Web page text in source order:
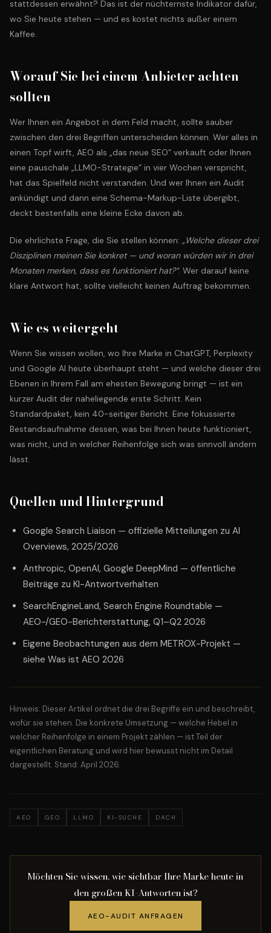
stattdessen erwähnt? Das ist der nüchternste Indikator dafür,
wo Sie heute stehen — und es kostet nichts außer einem
Kaffee.
Worauf Sie bei einem Anbieter achten
sollten
Wer Ihnen ein Angebot in dem Feld macht, sollte sauber
zwischen den drei Begriffen unterscheiden können. Wer alles in
einen Topf wirft, AEO als „das neue SEO“ verkauft oder Ihnen
eine pauschale „LLMO-Strategie“ in vier Wochen verspricht,
hat das Spielfeld nicht verstanden. Und wer Ihnen ein Audit
ankündigt und dann eine Schema-Markup-Liste übergibt,
deckt bestenfalls eine kleine Ecke davon ab.
Die ehrlichste Frage, die Sie stellen können: „Welche dieser drei
Disziplinen meinen Sie konkret — und woran würden wir in drei
Monaten merken, dass es funktioniert hat?“. Wer darauf keine
klare Antwort hat, sollte vielleicht keinen Auftrag bekommen.
Wie es weitergeht
Wenn Sie wissen wollen, wo Ihre Marke in ChatGPT, Perplexity
und Google AI heute überhaupt steht — und welche dieser drei
Ebenen in Ihrem Fall am ehesten Bewegung bringt — ist ein
kurzer Audit der naheliegende erste Schritt. Kein
Standardpaket, kein 40-seitiger Bericht. Eine fokussierte
Bestandsaufnahme dessen, was bei Ihnen heute funktioniert,
was nicht, und in welcher Reihenfolge sich was sinnvoll ändern
lässt.
Quellen und Hintergrund
Google Search Liaison — offizielle Mitteilungen zu AI
Overviews, 2025/2026
Anthropic, OpenAI, Google DeepMind — öffentliche
Beiträge zu KI-Antwortverhalten
SearchEngineLand, Search Engine Roundtable —
AEO-/GEO-Berichterstattung, Q1–Q2 2026
Eigene Beobachtungen aus dem METROX-Projekt —
siehe Was ist AEO 2026
Hinweis: Dieser Artikel ordnet die drei Begriffe ein und beschreibt,
wofür sie stehen. Die konkrete Umsetzung — welche Hebel in
welcher Reihenfolge in einem Projekt zählen — ist Teil der
eigentlichen Beratung und wird hier bewusst nicht im Detail
dargestellt. Stand: April 2026.
AEO GEO LLMO KI-SUCHE DACH
Möchten Sie wissen, wie sichtbar Ihre Marke heute in
den großen KI-Antworten ist?
AEO-AUDIT ANFRAGEN